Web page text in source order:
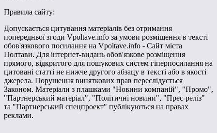
Правила сайту:
Допускається цитування матеріалів без отримання
попередньої згоди Vpoltave.info за умови розміщення в тексті
обов'язкового посилання на Vpoltave.info - Сайт міста
Полтави. Для інтернет-видань обов'язкове розміщення
прямого, відкритого для пошукових систем гіперпосилання на
цитовані статті не нижче другого абзацу в тексті або в якості
джерела. Порушення виняткових прав переслідується
Законом. Матеріали з плашками "Новини компаній", "Промо",
"Партнерський матеріал", "Політичні новини", "Прес-реліз"
та "Партнерський спецпроект" публікуються на правах
реклами.